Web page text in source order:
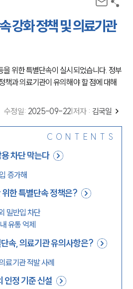
강화 정책 및 의료기관
위한 특별단속이 실시되었습니다. 정부
책과 의료기관이 유의해야 할 점에 대해
수정일: 2025-09-22 저자 : 김국일
CONTENTS
차단 막는다
증가해
한 특별단속 정책은?
밀반입 차단
유통 억제
속, 의료기관 유의사항은?
료기관 적발 사례
인정 기준 신설